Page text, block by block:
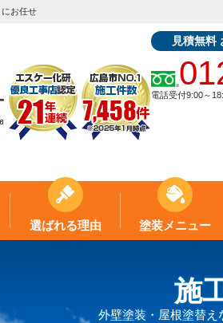
お任せ
見積無料
電話受付9:00～
選ばれる理由 塗装メニュー
施
外壁塗装・屋根塗替